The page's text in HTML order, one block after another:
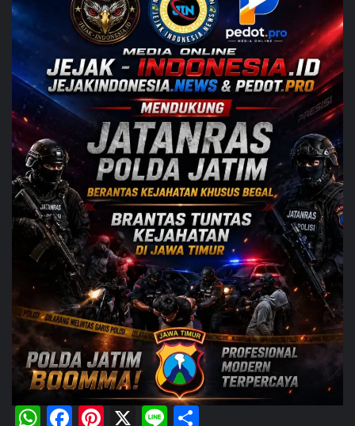
WhatsApp
Facebook
Pinterest
X Line